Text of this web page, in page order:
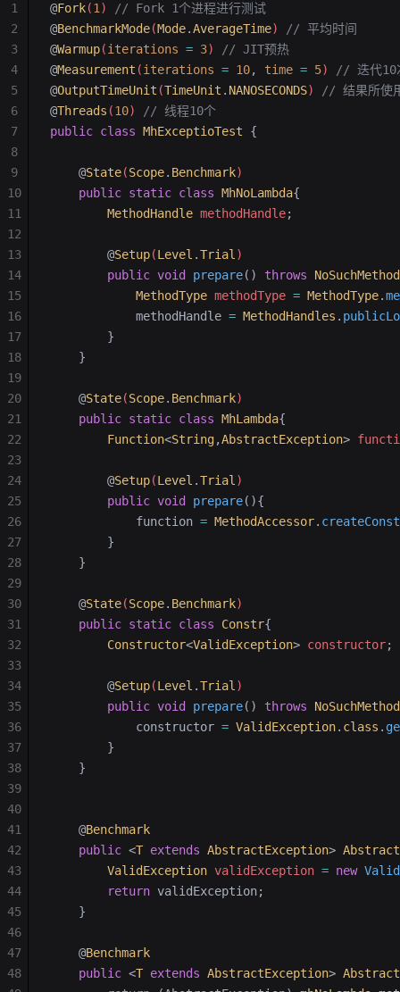
@Fork(1 )
// Fork 1个进程进行测试
@BenchmarkMode(Mode.AverageTime)
// 平均时间
@Warmup(iterations = 3)
// JIT预热
@Measurement (iterations = 10, time = 5)
// 迭代10
@OutputTimeUnit (TimeUnit . NANOSECONDS)
// 结果所使
@Threads (10)
// 线程10个
public class MhExceptioTest {
    @
State(Scope. Benchmark)
    public
static class MhNoLambda{
        MethodHandle
methodHandle;
        @
Setup(Level .Trial )
        public
void prepare() throws
            MethodType
methodType = MethodType.
            methodHandle
= MethodHandles .
        }
    }
    @
State(Scope. Benchmark)
    public
static class MhLambda{
        Function
<String,AbstractException>
        @
Setup(Level .Trial )
        public
void prepare(){
            function
= MethodAccessor.
        }
    }
    @
State(Scope. Benchmark)
    public
static class Constr{
        Constructor
<ValidException> constructor;
        @
Setup(Level .Trial )
        public
void prepare() throws
            constructor
= ValidException. class .
        }
    }
    @
Benchmark
    public
<T extends AbstractException>
        ValidException
validException = new
        return
validException;
    }
    @
Benchmark
    public
<T extends AbstractException>
1
2
3
4
5
6
7
8
9
10
11
12
13
14
15
16
17
18
19
20
21
22
23
24
25
26
27
28
29
30
31
32
33
34
35
36
37
38
39
40
41
42
43
44
45
46
47
48